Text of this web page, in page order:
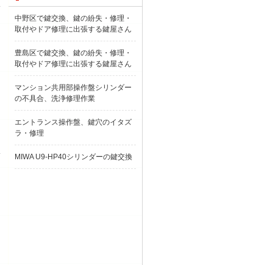
中野区で鍵交換、鍵の紛失・修理・
取付やドア修理に出張する鍵屋さん
豊島区で鍵交換、鍵の紛失・修理・
取付やドア修理に出張する鍵屋さん
マンション共用部操作盤シリンダー
の不具合、洗浄修理作業
エントランス操作盤、鍵穴のイタズ
ラ・修理
MIWA U9-HP40シリンダーの鍵交換